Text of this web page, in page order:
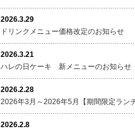
2026.3.29
ドリンクメニュー価格改定のお知らせ
2026.3.21
ハレの日ケーキ 新メニューのお知らせ
2026.2.28
2026年3月～2026年5月【期間限定ラン
2026.2.8